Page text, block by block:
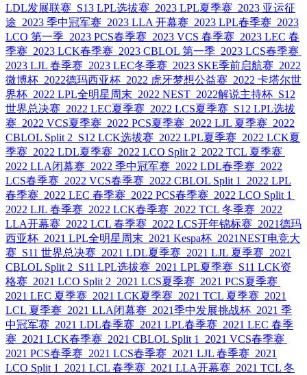
LDL发展联赛 S13 LPL选拔赛 2023 LPL夏季赛 2023 亚运征
途 2023 季中冠军赛 2023 LLA 开幕赛 2023 LPL春季赛 2023
LCO 第一季 2023 PCS春季赛 2023 VCS 春季赛 2023 LEC 春
季赛 2023 LCK春季赛 2023 CBLOL 第一季 2023 LCS春季赛
2023 LJL 春季赛 2023 LEC冬季赛 2023 SKE季前启航赛 2022
微博杯 2022德玛西亚杯 2022 虎牙梦想公益赛 2022 卡塔尔世
界杯 2022 LPL全明星周末 2022 NEST 2022解说主持杯 S12
世界总决赛 2022 LEC夏季赛 2022 LCS夏季赛 S12 LPL选拔
赛 2022 VCS夏季赛 2022 PCS夏季赛 2022 LJL 夏季赛 2022
CBLOL Split 2 S12 LCK选拔赛 2022 LPL夏季赛 2022 LCK夏
季赛 2022 LDL夏季赛 2022 LCO Split 2 2022 TCL 夏季赛
2022 LLA闭幕赛 2022 季中冠军赛 2022 LDL春季赛 2022
LCS春季赛 2022 VCS春季赛 2022 CBLOL Split 1
2022 LPL
春季赛 2022 LEC 春季赛 2022 PCS春季赛 2022 LCO Split 1
2022 LJL 春季赛 2022 LCK春季赛 2022 TCL 冬季赛 2022
LLA开幕赛 2022 LCL 春季赛 2022 LCS开年锦标赛 2021德玛
西亚杯 2021 LPL全明星周末 2021 Kespa杯 2021NEST电竞大
赛 S11 世界总决赛 2021 LDL夏季赛 2021 LJL 夏季赛 2021
CBLOL Split 2 S11 LPL选拔赛 2021 LPL夏季赛 S11 LCK资
格赛 2021 LCO Split 2 2021 LCS夏季赛 2021 PCS夏季赛
2021 LEC 夏季赛 2021 LCK夏季赛 2021 TCL 夏季赛 2021
LCL 夏季赛 2021 LLA闭幕赛 2021季中发展挑战杯 2021 季
中冠军赛 2021 LDL春季赛 2021 LPL春季赛 2021 LEC 春季
赛 2021 LCK春季赛 2021 CBLOL Split 1
2021 VCS春季赛
2021 PCS春季赛 2021 LCS春季赛 2021 LJL 春季赛 2021
LCO Split 1
2021 LCL 春季赛 2021 LLA开幕赛 2021 TCL 冬